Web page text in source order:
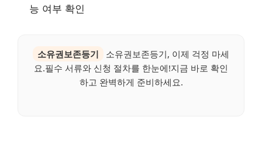
능 여부 확인
소유권보존등기
소유권보존등기, 이제 걱정 마세
요.필수 서류와 신청 절차를 한눈에!지금 바로 확인
하고 완벽하게 준비하세요.